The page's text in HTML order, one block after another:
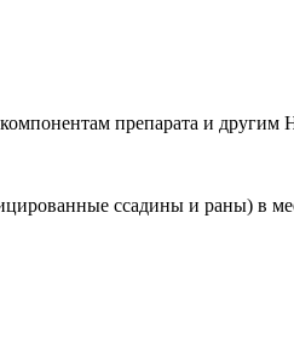
препарата и
ссадины и раны) в